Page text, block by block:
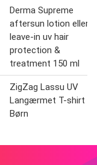
Derma Supreme
aftersun lotion eller
leave-in uv hair
protection &
treatment 150 ml
ZigZag Lassu UV
Langærmet T-shirt
Børn